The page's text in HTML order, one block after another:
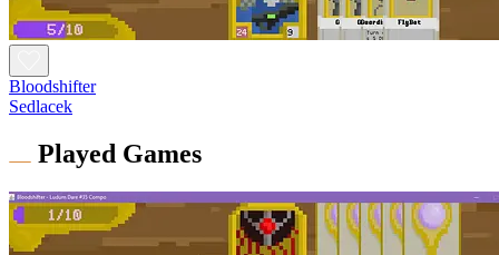
Bloodshifter
Sedlacek
Played Games